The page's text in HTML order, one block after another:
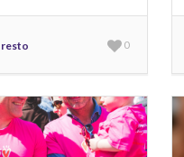
resto 0